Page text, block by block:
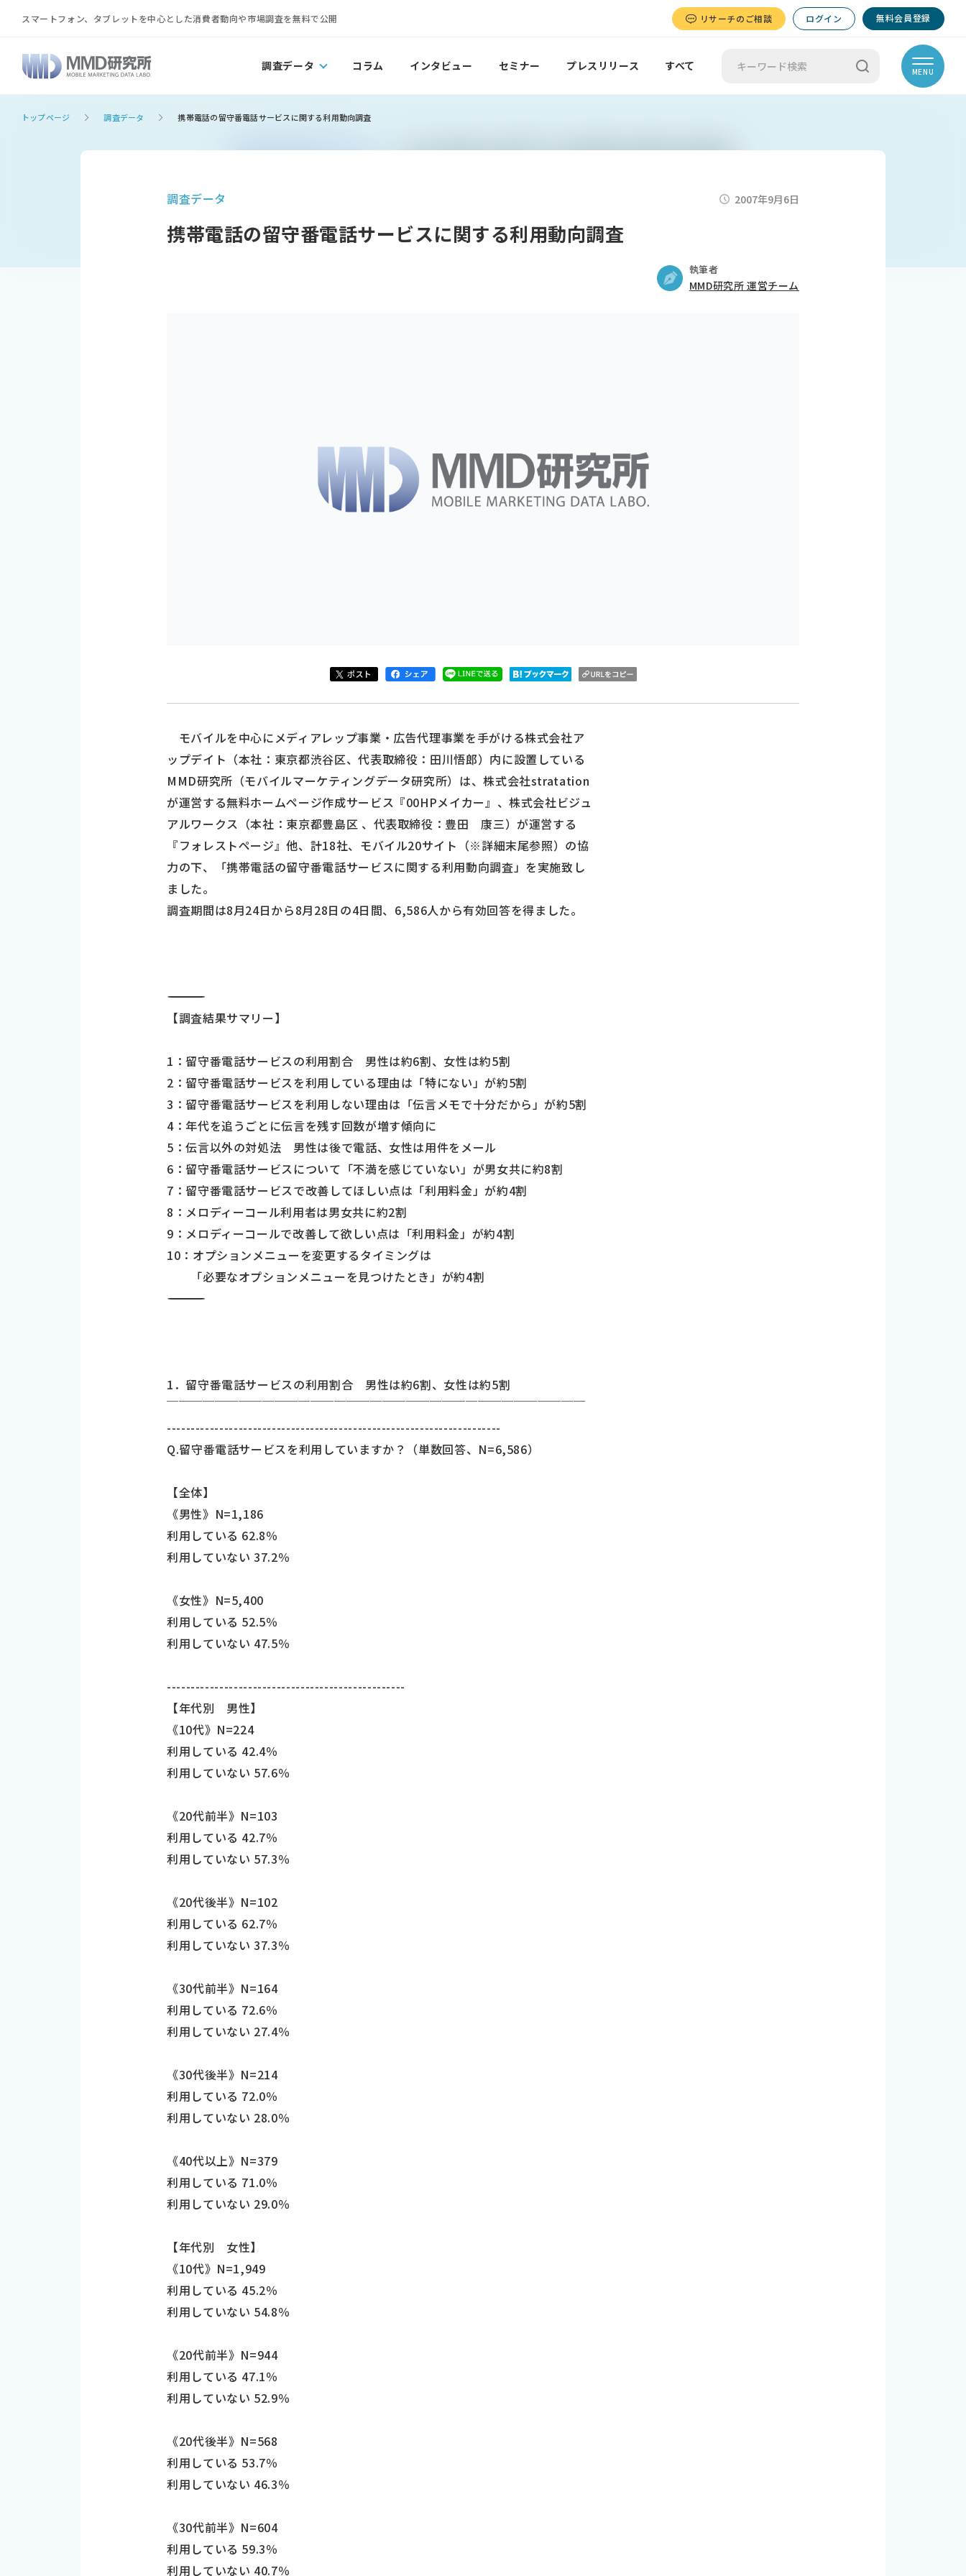
スマートフォン、タブレットを中心とした消費者動向や市場調査を無料で公開 リサーチのご相談 ログイン 無料会員登録
調査データ コラム インタビュー セミナー プレスリリース すべて MENU
トップページ 調査データ 携帯電話の留守番電話サービスに関する利用動向調査
調査データ 2007年9月6日
携帯電話の留守番電話サービスに関する利用動向調査
執筆者
MMD研究所 運営チーム
モバイルを中心にメディアレップ事業・広告代理事業を手がける株式会社ア
ップデイト（本社：東京都渋谷区、代表取締役：田川悟郎）内に設置している
MMD研究所（モバイルマーケティングデータ研究所）は、株式会社stratation
が運営する無料ホームページ作成サービス『00HPメイカー』、株式会社ビジュ
アルワークス（本社：東京都豊島区 、代表取締役：豊田 康三）が運営する
『フォレストページ』他、計18社、モバイル20サイト（※詳細末尾参照）の協
力の下、「携帯電話の留守番電話サービスに関する利用動向調査」を実施致し
ました。
調査期間は8月24日から8月28日の4日間、6,586人から有効回答を得ました。
―――――――――――――――――――――――――――――――――――
【調査結果サマリー】
1：留守番電話サービスの利用割合 男性は約6割、女性は約5割
2：留守番電話サービスを利用している理由は「特にない」が約5割
3：留守番電話サービスを利用しない理由は「伝言メモで十分だから」が約5割
4：年代を追うごとに伝言を残す回数が増す傾向に
5：伝言以外の対処法 男性は後で電話、女性は用件をメール
6：留守番電話サービスについて「不満を感じていない」が男女共に約8割
7：留守番電話サービスで改善してほしい点は「利用料金」が約4割
8：メロディーコール利用者は男女共に約2割
9：メロディーコールで改善して欲しい点は「利用料金」が約4割
10：オプションメニューを変更するタイミングは
「必要なオプションメニューを見つけたとき」が約4割
―――――――――――――――――――――――――――――――――――
1．留守番電話サービスの利用割合 男性は約6割、女性は約5割
￣￣￣￣￣￣￣￣￣￣￣￣￣￣￣￣￣￣￣￣￣￣￣￣￣￣￣￣￣￣￣￣￣￣￣
----------------------------------------------------------------------
Q.留守番電話サービスを利用していますか？（単数回答、N=6,586）
【全体】
《男性》N=1,186
利用している 62.8％
利用していない 37.2％
《女性》N=5,400
利用している 52.5％
利用していない 47.5％
--------------------------------------------------
【年代別 男性】
《10代》N=224
利用している 42.4％
利用していない 57.6％
《20代前半》N=103
利用している 42.7％
利用していない 57.3％
《20代後半》N=102
利用している 62.7％
利用していない 37.3％
《30代前半》N=164
利用している 72.6％
利用していない 27.4％
《30代後半》N=214
利用している 72.0％
利用していない 28.0％
《40代以上》N=379
利用している 71.0％
利用していない 29.0％
【年代別 女性】
《10代》N=1,949
利用している 45.2％
利用していない 54.8％
《20代前半》N=944
利用している 47.1％
利用していない 52.9％
《20代後半》N=568
利用している 53.7％
利用していない 46.3％
《30代前半》N=604
利用している 59.3％
利用していない 40.7％